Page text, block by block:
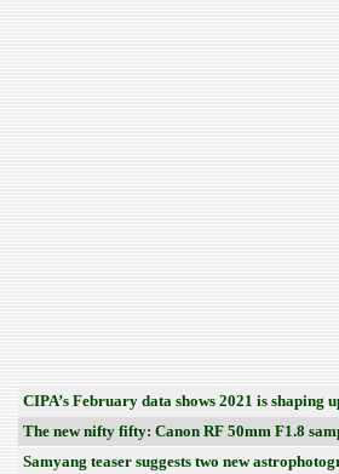
CIPA’s February data shows 2021 is
The new nifty fifty: Canon RF 50mm F1.8
Samyang teaser suggests two new